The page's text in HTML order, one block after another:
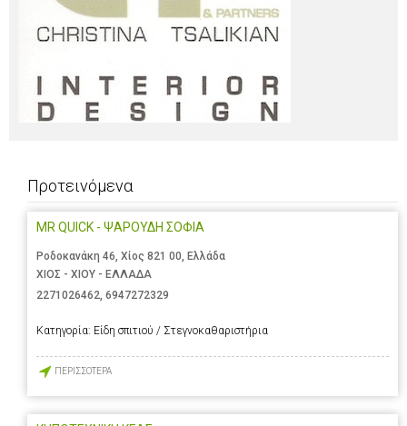
Προτεινόμενα
MR QUICK - ΨΑΡΟΥΔΗ ΣΟΦΙΑ
Ροδοκανάκη 46, Χίος 821 00, Ελλάδα
ΧΙΟΣ - ΧΙΟΥ - ΕΛΛΑΔΑ
2271026462, 6947272329
Κατηγορία: Είδη σπιτιού / Στεγνοκαθαριστήρια
ΠΕΡΙΣΣΟΤΕΡΑ